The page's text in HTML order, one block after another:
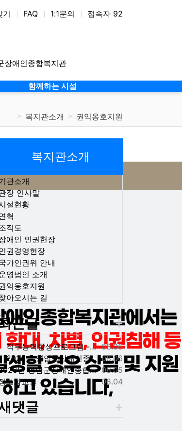
기 FAQ 1:1문의 접속자 92
장애인종합복지관
함께하는 시설
복지관소개 권익옹호지원
복지관소개
관소개
장 인사말
설현황
혁
직도
애인 인권헌장
권경영헌장
가인권위 안내
영법인 소개
익옹호지원
아오시는 길
근글
등록일
08.06
직무능력향상프로그램 -천연비누만들기
등록일
08.06
2026년 영암군장애인종합복지관 신규직원(팀원) 채용 재공고
등록일
08.05
2026년 영암군장애인종합복지관 신규직원(팀원) 채용 재공고 결과
등록일
08.04
보화교실
댓글